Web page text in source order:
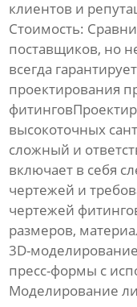
клиентов и
Стоимость:
поставщиков, но
всегда
проектирования
высокоточных
сложный и
включает в себя
чертежей и
чертежей
размеров,
3D-
пресс-формы с
Моделирование